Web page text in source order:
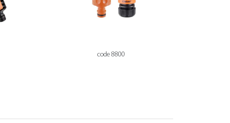
code 8800